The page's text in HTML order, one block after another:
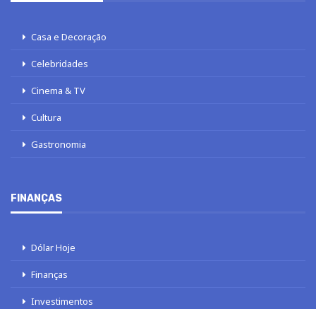
Casa e Decoração
Celebridades
Cinema & TV
Cultura
Gastronomia
FINANÇAS
Dólar Hoje
Finanças
Investimentos